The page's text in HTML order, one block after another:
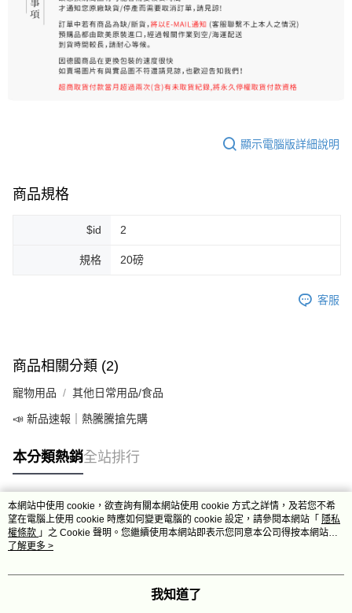
顯示電腦版詳細說明
商品規格
$id 2
規格 20磅
客服
商品相關分類 (2)
寵物用品 其他日常用品/食品
📣 新品速報｜熱騰騰搶先購
本分類熱銷全站排行
熱門標籤
本網站中使用 cookie，欲查詢有關本網站使用 cookie 方式之詳情，及若您不希
望在電腦上使用 cookie 時應如何變更電腦的 cookie 設定，請參閱本網站「 隱私
權條款 」之 Cookie 聲明。您繼續使用本網站即表示您同意本公司得按本網站使
用條款之 Cookie 聲明使用 cookie。
了解更多 >
我知道了